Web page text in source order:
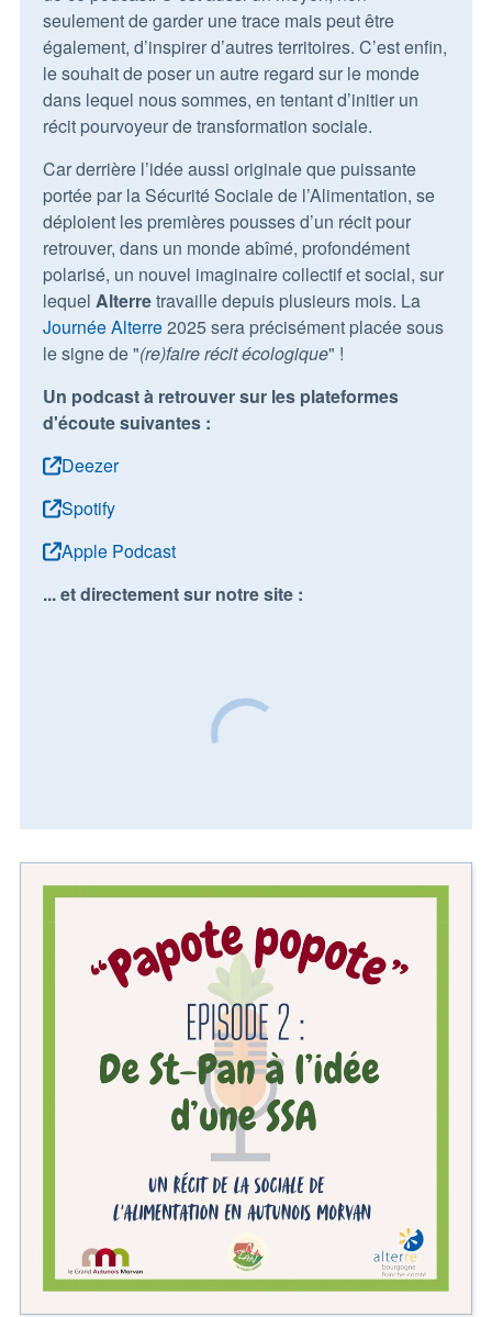
seulement de garder une trace mais peut être
également, d’inspirer d’autres territoires. C’est enfin,
le souhait de poser un autre regard sur le monde
dans lequel nous sommes, en tentant d’initier un
récit pourvoyeur de transformation sociale.
Car derrière l’idée aussi originale que puissante
portée par la Sécurité Sociale de l’Alimentation, se
déploient les premières pousses d’un récit pour
retrouver, dans un monde abîmé, profondément
polarisé, un nouvel imaginaire collectif et social, sur
lequel Alterretravaille depuis plusieurs mois. La
Journée Alterre2025 sera précisément placée sous
le signe de "(re)faire récit écologique" !
Un podcast à retrouver sur les plateformes
d'écoute suivantes :
Deezer
Spotify
Apple Podcast
... et directement sur notre site :